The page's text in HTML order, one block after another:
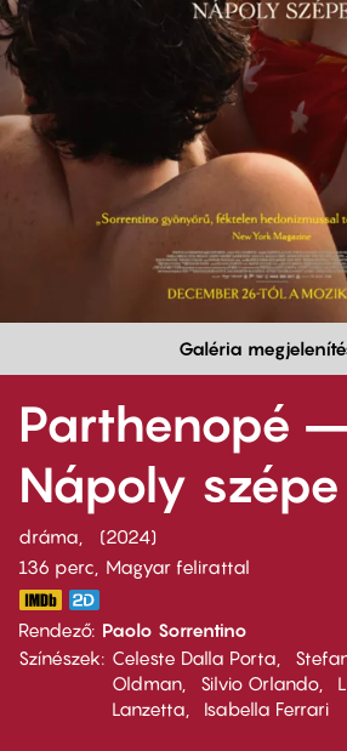
Galéria
Parthenopé
Nápoly szépe
dráma
2024
136 perc,
Magyar felirattal
Rendező Paolo Sorrentino
Színészek
Celeste Dalla Porta
Oldman
Silvio Orlando
Lanzetta
Isabella Ferrari